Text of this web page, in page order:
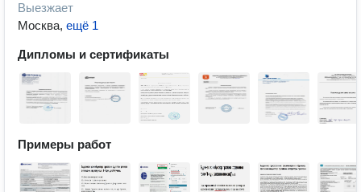
Выезжает
Москва, ещё 1
Дипломы и сертификаты
Примеры работ